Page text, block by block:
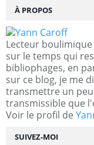
SUIVEZ-MOI
À PROPOS
Lecteur
sur le temps qui
bibliophages, en
sur ce blog, je me
transmettre un
transmissible que
Voir le profil de